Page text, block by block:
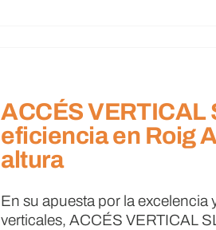
ACCÉS VERTICAL
eficiencia en Roig
altura
En su apuesta por la excelencia
verticales, ACCÉS VERTICAL